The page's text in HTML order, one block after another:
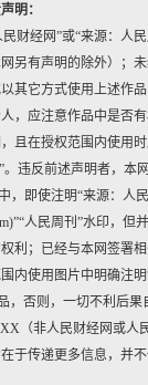
明：
财经网”或“来源：人
另有声明的除外）；
其它方式使用上述作
，应注意作品中是否
且在授权范围内使用
。违反前述声明者，本
，即使注明“来源：人
人民周刊”水印，
利；已经与本网签署
内使用图片中明确注明
，否则，一切不利后果
（非人民财经网或人
于传递更多信息，并